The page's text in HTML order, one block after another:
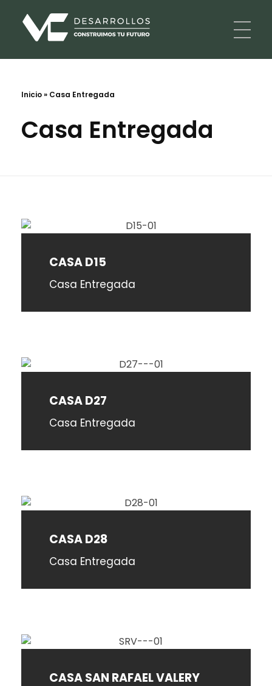
Inicio» Casa Entregada
Casa Entregada
CASA D15
Casa Entregada
CASA D27
Casa Entregada
CASA D28
Casa Entregada
CASA SAN RAFAEL VALERY